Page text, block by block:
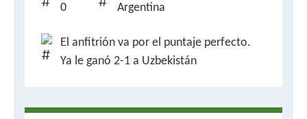
0
Argentina
El anfitrión va por el puntaje perfecto.
Ya le ganó 2-1 a Uzbekistán